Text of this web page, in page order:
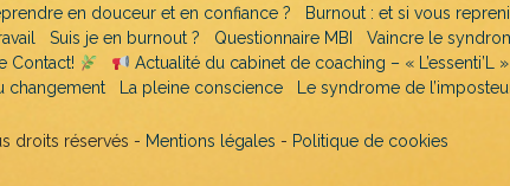
en douceur et en confiance ?
Burnout : et si vous
Suis je en burnout ? Questionnaire MBI
Vaincre le
Contact!
Actualité du cabinet de coaching – « L’essenti’L
changement La pleine conscience Le syndrome de
droits réservés - Mentions légales - Politique de cookies